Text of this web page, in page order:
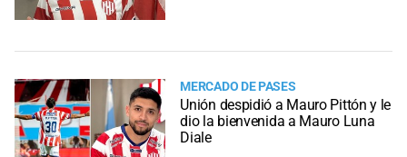
MERCADO DE PASES
Unión despidió a Mauro Pittón y le
dio la bienvenida a Mauro Luna
Diale